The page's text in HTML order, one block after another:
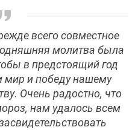
всего совместное
молитва была
в предстоящий год
мир и победу нашему
Очень радостно, что
нам удалось всем